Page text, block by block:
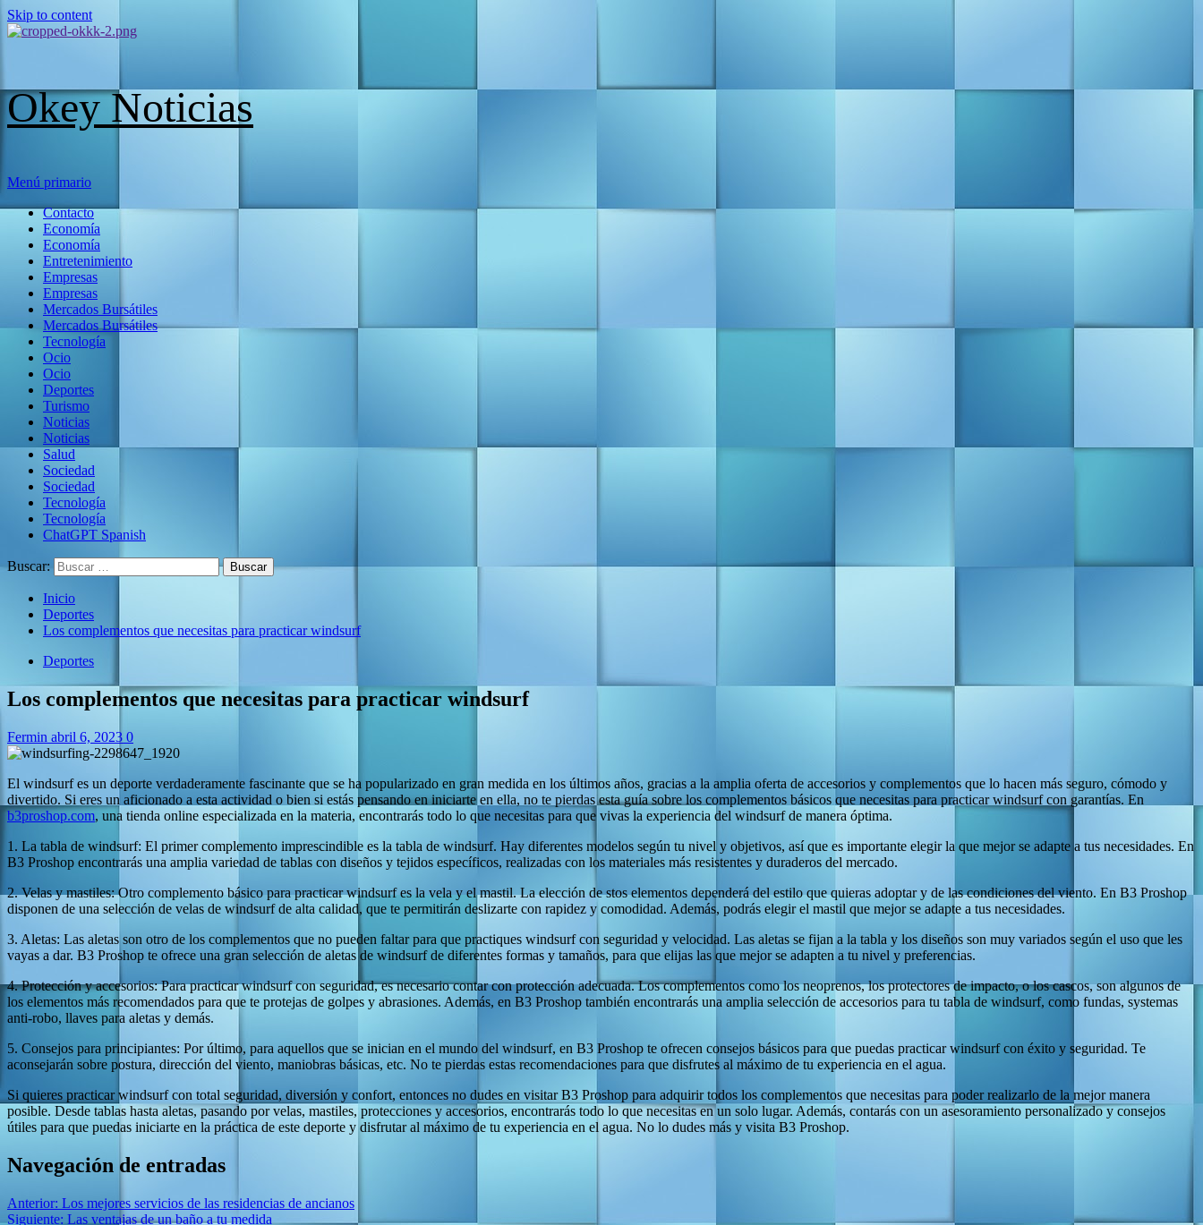
Skip to content
Okey Noticias
Menú primario
Contacto
Economía
Economía
Entretenimiento
Empresas
Empresas
Mercados Bursátiles
Mercados Bursátiles
Tecnología
Ocio
Ocio
Deportes
Turismo
Noticias
Noticias
Salud
Sociedad
Sociedad
Tecnología
Tecnología
ChatGPT Spanish
Buscar:
Inicio
Deportes
Los complementos que necesitas para practicar windsurf
Deportes
Los complementos que necesitas para practicar windsurf
Fermin abril 6, 2023 0
El windsurf es un deporte verdaderamente fascinante que se ha popularizado en gran medida en los últimos años, gracias a la amplia oferta de accesorios y complementos que lo hacen más seguro, cómodo y
divertido. Si eres un aficionado a esta actividad o bien si estás pensando en iniciarte en ella, no te pierdas esta guía sobre los complementos básicos que necesitas para practicar windsurf con garantías. En
b3proshop.com, una tienda online especializada en la materia, encontrarás todo lo que necesitas para que vivas la experiencia del windsurf de manera óptima.
1. La tabla de windsurf: El primer complemento imprescindible es la tabla de windsurf. Hay diferentes modelos según tu nivel y objetivos, así que es importante elegir la que mejor se adapte a tus necesidades. En
B3 Proshop encontrarás una amplia variedad de tablas con diseños y tejidos específicos, realizadas con los materiales más resistentes y duraderos del mercado.
2. Velas y mastiles: Otro complemento básico para practicar windsurf es la vela y el mastil. La elección de stos elementos dependerá del estilo que quieras adoptar y de las condiciones del viento. En B3 Proshop
disponen de una selección de velas de windsurf de alta calidad, que te permitirán deslizarte con rapidez y comodidad. Además, podrás elegir el mastil que mejor se adapte a tus necesidades.
3. Aletas: Las aletas son otro de los complementos que no pueden faltar para que practiques windsurf con seguridad y velocidad. Las aletas se fijan a la tabla y los diseños son muy variados según el uso que les
vayas a dar. B3 Proshop te ofrece una gran selección de aletas de windsurf de diferentes formas y tamaños, para que elijas las que mejor se adapten a tu nivel y preferencias.
4. Protección y accesorios: Para practicar windsurf con seguridad, es necesario contar con protección adecuada. Los complementos como los neoprenos, los protectores de impacto, o los cascos, son algunos de
los elementos más recomendados para que te protejas de golpes y abrasiones. Además, en B3 Proshop también encontrarás una amplia selección de accesorios para tu tabla de windsurf, como fundas, systemas
anti-robo, llaves para aletas y demás.
5. Consejos para principiantes: Por último, para aquellos que se inician en el mundo del windsurf, en B3 Proshop te ofrecen consejos básicos para que puedas practicar windsurf con éxito y seguridad. Te
aconsejarán sobre postura, dirección del viento, maniobras básicas, etc. No te pierdas estas recomendaciones para que disfrutes al máximo de tu experiencia en el agua.
Si quieres practicar windsurf con total seguridad, diversión y confort, entonces no dudes en visitar B3 Proshop para adquirir todos los complementos que necesitas para poder realizarlo de la mejor manera
posible. Desde tablas hasta aletas, pasando por velas, mastiles, protecciones y accesorios, encontrarás todo lo que necesitas en un solo lugar. Además, contarás con un asesoramiento personalizado y consejos
útiles para que puedas iniciarte en la práctica de este deporte y disfrutar al máximo de tu experiencia en el agua. No lo dudes más y visita B3 Proshop.
Navegación de entradas
Anterior: Los mejores servicios de las residencias de ancianos
Siguiente: Las ventajas de un baño a tu medida